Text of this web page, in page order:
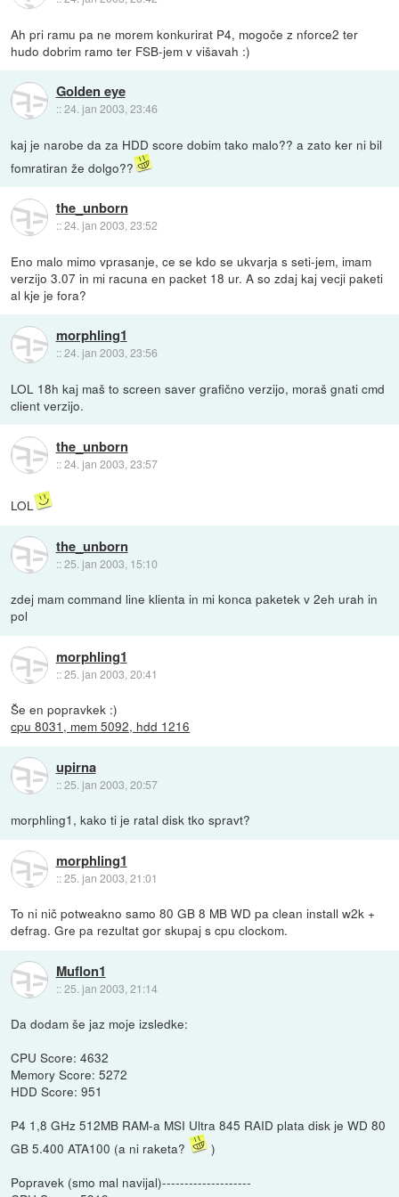
Ah pri ramu pa ne morem konkurirat P4, mogoče z nforce2 ter
hudo dobrim ramo ter FSB-jem v višavah :)
Golden eye
::24. jan 2003, 23:46
kaj je narobe da za HDD score dobim tako malo?? a zato ker ni bil
fomratiran že dolgo??
the_unborn
::24. jan 2003, 23:52
Eno malo mimo vprasanje, ce se kdo se ukvarja s seti-jem, imam
verzijo 3.07 in mi racuna en packet 18 ur. A so zdaj kaj vecji paketi
al kje je fora?
morphling1
::24. jan 2003, 23:56
LOL 18h kaj maš to screen saver grafično verzijo, moraš gnati cmd
client verzijo.
the_unborn
::24. jan 2003, 23:57
LOL
the_unborn
::25. jan 2003, 15:10
zdej mam command line klienta in mi konca paketek v 2eh urah in
pol
morphling1
::25. jan 2003, 20:41
Še en popravkek :)
cpu 8031, mem 5092, hdd 1216
upirna
::25. jan 2003, 20:57
morphling1, kako ti je ratal disk tko spravt?
morphling1
::25. jan 2003, 21:01
To ni nič potweakno samo 80 GB 8 MB WD pa clean install w2k +
defrag. Gre pa rezultat gor skupaj s cpu clockom.
Muflon1
::25. jan 2003, 21:14
Da dodam še jaz moje izsledke:
CPU Score: 4632
Memory Score: 5272
HDD Score: 951
P4 1,8 GHz 512MB RAM-a MSI Ultra 845 RAID plata disk je WD 80
GB 5.400 ATA100 (a ni raketa?
)
Popravek (smo mal navijal)--------------------